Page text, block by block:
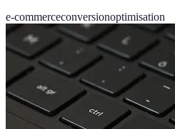
e-commerceconversionoptimisation